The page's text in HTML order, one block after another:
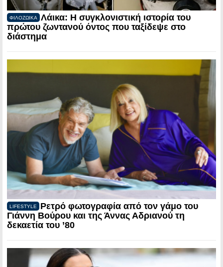
ΦΙΛΟΖΩΙΚΑ
Λάικα: Η συγκλονιστική ιστορία του
πρώτου ζωντανού όντος που ταξίδεψε στο
διάστημα
LIFESTYLE
Ρετρό φωτογραφία από τον γάμο του
Γιάννη Βούρου και της Άννας Αδριανού τη
δεκαετία του ’80